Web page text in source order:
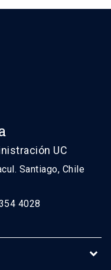
UC
Santiago, Chile
4028